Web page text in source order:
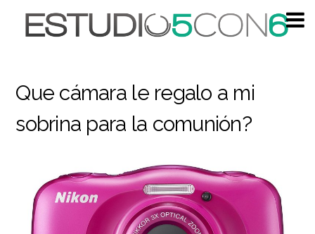
Que cámara le regalo a mi
sobrina para la comunión?